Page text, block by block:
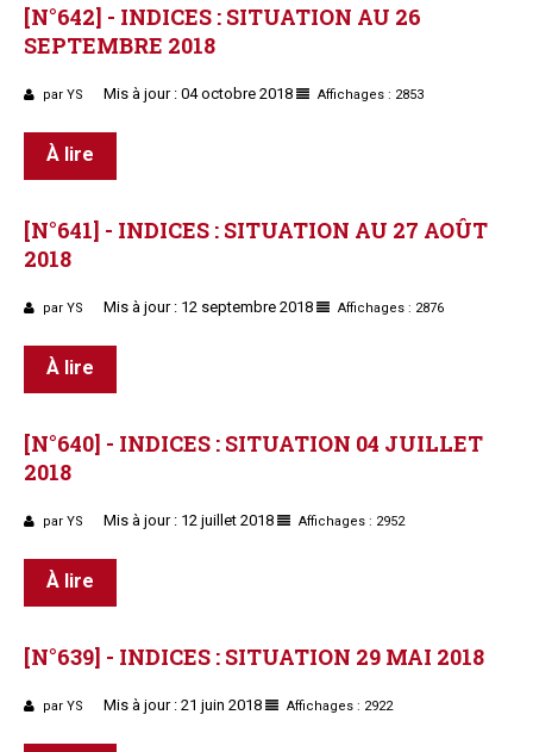
[N°642] - INDICES : SITUATION AU 26
SEPTEMBRE 2018
par YS Mis à jour : 04 octobre 2018 Affichages : 2853
À lire
[N°641] - INDICES : SITUATION AU 27 AOÛT
2018
par YS Mis à jour : 12 septembre 2018 Affichages : 2876
À lire
[N°640] - INDICES : SITUATION 04 JUILLET
2018
par YS Mis à jour : 12 juillet 2018 Affichages : 2952
À lire
[N°639] - INDICES : SITUATION 29 MAI 2018
par YS Mis à jour : 21 juin 2018 Affichages : 2922